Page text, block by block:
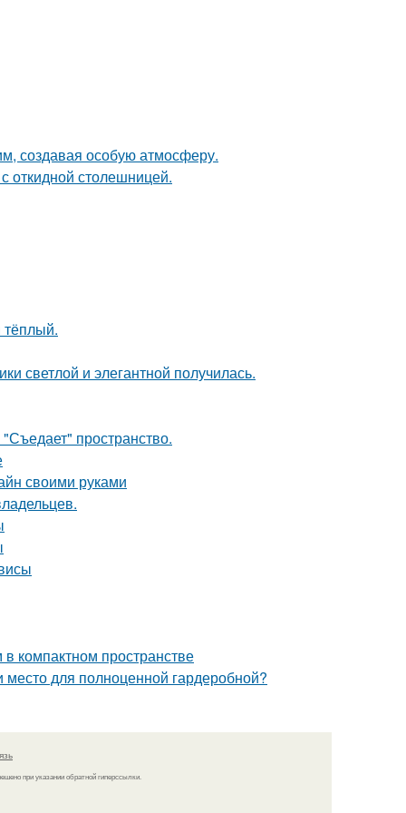
создавая особую атмосферу.
откидной столешницей.
тёплый.
светлой и элегантной получилась.
пространство.
своими руками
компактном пространстве
место для полноценной гардеробной?
при указании обратной гиперссылки.